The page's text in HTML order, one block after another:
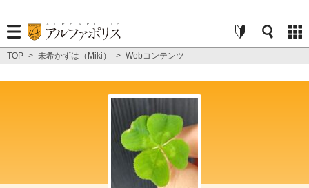
TOP > 未希かずは（Miki） > Webコンテンツ